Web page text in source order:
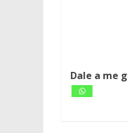
Dale a me